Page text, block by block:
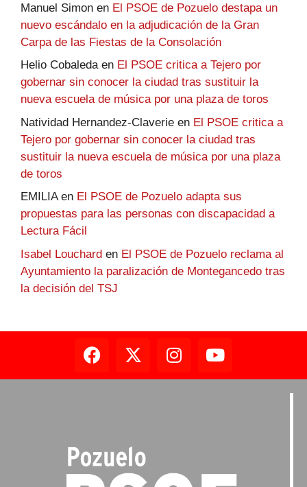
Manuel Simon en El PSOE de Pozuelo destapa un
nuevo escándalo en la adjudicación de la Gran
Carpa de las Fiestas de la Consolación
Helio Cobaledaen El PSOE critica a Tejero por
gobernar sin conocer la ciudad tras sustituir la
nueva escuela de música por una plaza de toros
Natividad Hernandez-Claverie en El PSOE critica a
Tejero por gobernar sin conocer la ciudad tras
sustituir la nueva escuela de música por una plaza
de toros
EMILIAen El PSOE de Pozuelo adapta sus
propuestas para las personas con discapacidad a
Lectura Fácil
Isabel Louchard en El PSOE de Pozuelo reclama al
Ayuntamiento la paralización de Montegancedo tras
la decisión del TSJ